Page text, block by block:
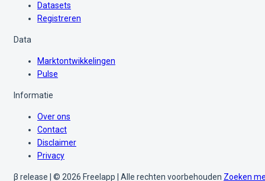
Datasets
Registreren
Data
Marktontwikkelingen
Pulse
Informatie
Over ons
Contact
Disclaimer
Privacy
β release | © 2026 Freelapp | Alle rechten voorbehouden Zoeken